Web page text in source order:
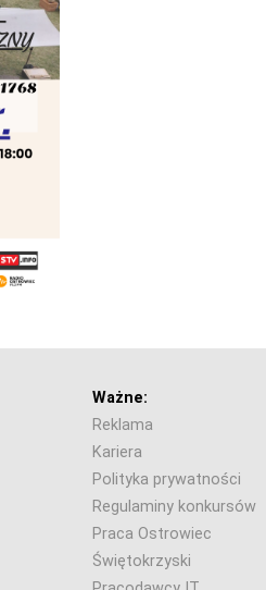
Ważne:
Reklama
Kariera
Polityka prywatności
Regulaminy konkursów
Praca Ostrowiec
Świętokrzyski